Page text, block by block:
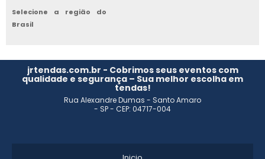
EMPRESAS DE MONTAGEM DE STANDS
MONTAGEM DE STAND DE VENDAS
MONTAGEM DE ESTANDES PARA FEIRAS
Selecione a região do
Brasil
jrtendas.com.br - Cobrimos seus eventos com
qualidade e segurança – Sua melhor escolha em
tendas!
Rua Alexandre Dumas - Santo Amaro
- SP - CEP: 04717-004